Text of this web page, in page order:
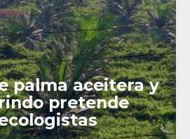
palma aceitera y
pretende